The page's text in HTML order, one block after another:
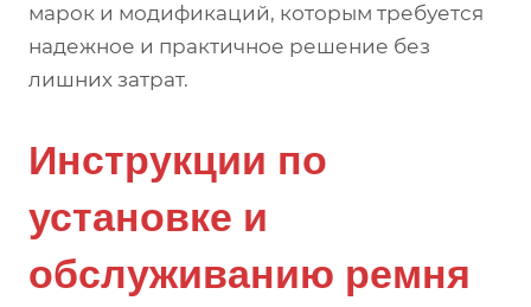
марок и модификаций, которым требуется
надежное и практичное решение без
лишних затрат.
Инструкции по
установке и
обслуживанию ремня